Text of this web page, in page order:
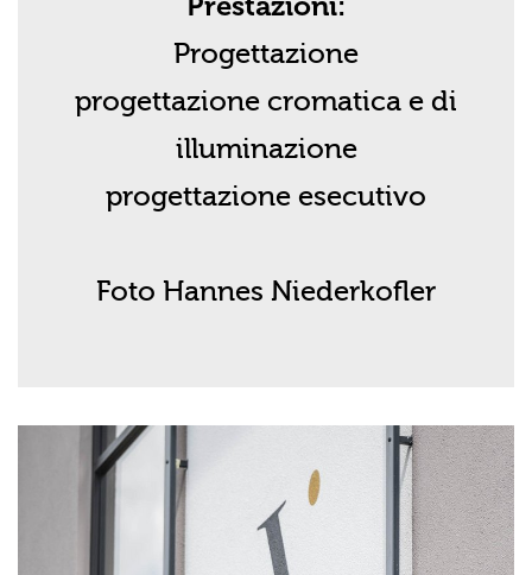
Progettazione
progettazione cromatica e di
illuminazione
progettazione esecutivo
Foto Hannes Niederkofler